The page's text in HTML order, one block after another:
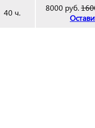
40 ч. 8000 руб.